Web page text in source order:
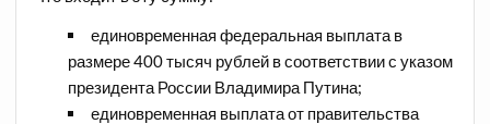
единовременная федеральная выплата в
размере 400 тысяч рублей в соответствии с указом
президента России Владимира Путина;
единовременная выплата от правительства